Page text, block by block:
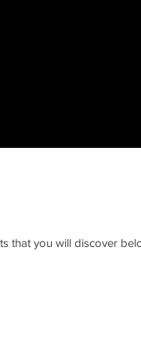
that you will discover